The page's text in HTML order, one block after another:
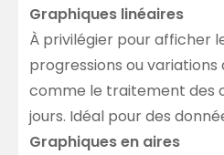
Graphiques linéaires
À privilégier pour afficher
progressions ou variations
comme le traitement des
jours. Idéal pour des
Graphiques en aires